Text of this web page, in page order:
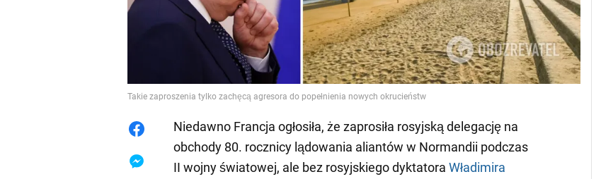
Takie zaproszenia tylko zachęcą agresora do popełnienia nowych okrucieństw
Niedawno Francja ogłosiła, że zaprosiła rosyjską delegację na
obchody 80. rocznicy lądowania aliantów w Normandii podczas
II wojny światowej, ale bez rosyjskiego dyktatora Władimira